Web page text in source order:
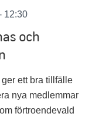
12:30
och
ett bra tillfälle
nya medlemmar
förtroendevald